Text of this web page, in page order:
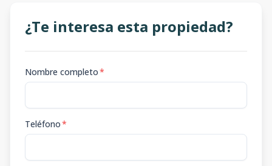
¿Te interesa esta propiedad?
Nombre completo*
Teléfono*